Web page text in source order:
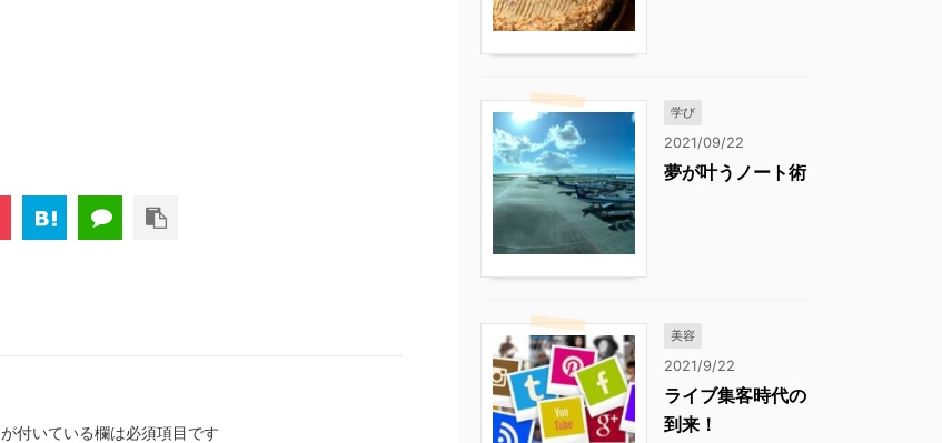
が付いている欄は必須項目です
学び
2021/09/22
夢が叶うノート術
美容
2021/9/22
ライブ集客時代の
到来！